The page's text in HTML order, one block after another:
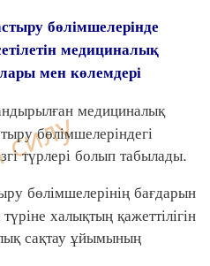
бөлімшелерінде
медициналық
мен көлемдері
медициналық
бөлімшелеріндегі
түрлері болып табылады.
бөлімшелерінің бағдарын
халықтың қажеттілігін
сақтау ұйымының